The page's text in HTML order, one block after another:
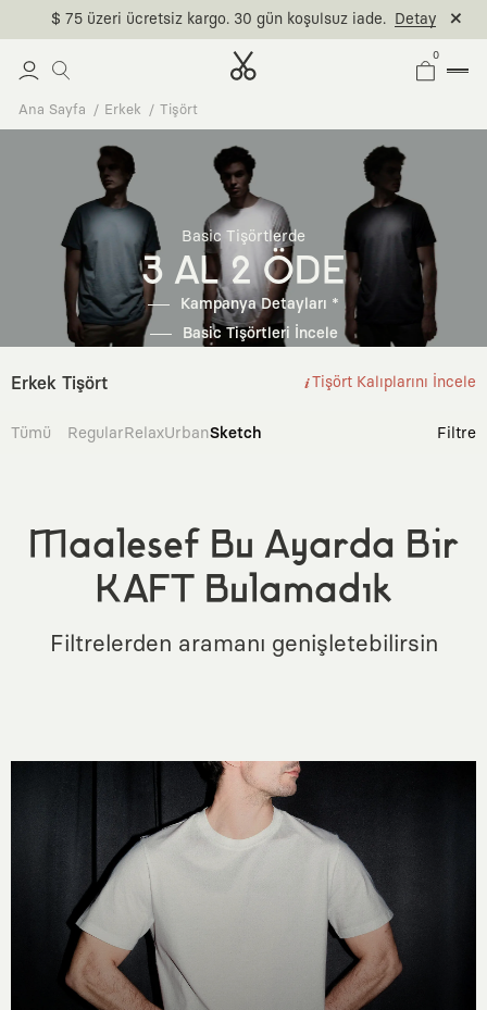
$ 75 üzeri ücretsiz kargo. 30 gün koşulsuz iade. Detay
0
Ana Sayfa Erkek Tişört
Basic Tişörtlerde
3 AL 2 ÖDE
Kampanya Detayları *
Basic Tişörtleri İncele
Erkek Tişört Tişört Kalıplarını İncele
Tümü RegularRelaxUrbanSketch Filtre
Maalesef Bu Ayarda Bir
KAFT Bulamadık
Filtrelerden aramanı genişletebilirsin